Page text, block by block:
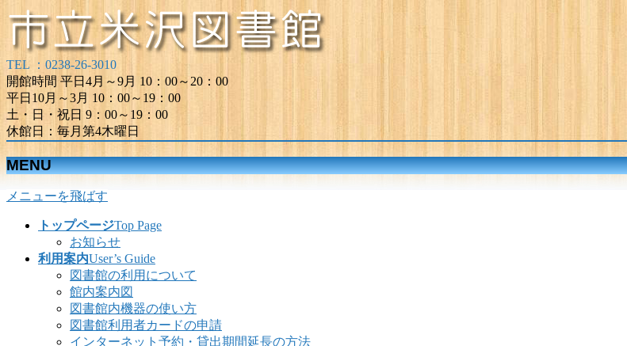
TEL ：0238-26-3010
開館時間 平日4月～9月 10：00～20：00
平日10月～3月 10：00～19：00
土・日・祝日 9：00～19：00
休館日：毎月第4木曜日
MENU
メニューを飛ばす
トップページTop Page
お知らせ
利用案内User’s Guide
図書館の利用について
館内案内図
図書館内機器の使い方
図書館利用者カードの申請
インターネット予約・貸出期間延長の方法